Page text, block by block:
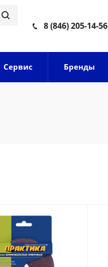
8 (846) 205-14-56
Сервис Бренды